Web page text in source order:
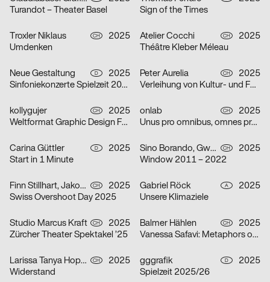
Turandot – Theater Basel
Sign of the Times
Troxler Niklaus CH
2025
Umdenken
Atelier Cocchi CH
2025
Théâtre Kleber Méleau
Neue Gestaltung D
2025
Sinfoniekonzerte Spielzeit 2025/26
Peter Aurelia CH
2025
Verleihung von Kultur- und Förderpreis und Goldener Ehrenmedaille 2025 des Kantons Zürich
kollygujer CH
2025
Weltformat Graphic Design Festival 2025
onlab CH
2025
Unus pro omnibus, omnes pro uno
Carina Güttler D
2025
Start in 1 Minute
Sino Borando, Gwendoline Niederer, Serafina Räber CH
2025
Window 2011 – 2022
Finn Stillhart, Jakob Galler, Lorena Gamper CH
2025
Swiss Overshoot Day 2025
Gabriel Röck A
2025
Unsere Klimaziele
Studio Marcus Kraft CH
2025
Zürcher Theater Spektakel ’25
Balmer Hählen CH
2025
Vanessa Safavi: Metaphors of Gravity
Larissa Tanya Hoppeler CH
2025
Widerstand
gggrafik D
2025
Spielzeit 2025/26